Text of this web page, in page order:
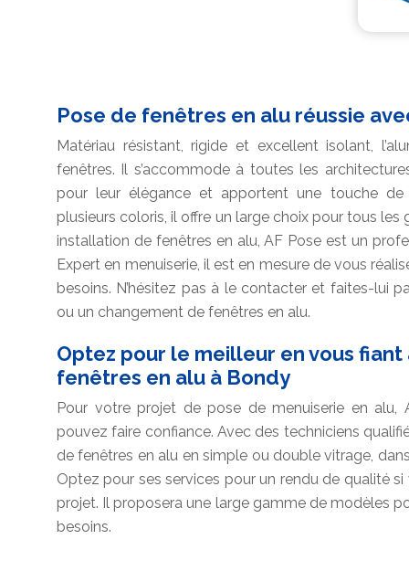
Pose de fenêtres en alu réussie
Matériau résistant, rigide et excellent isolant,
fenêtres. Il s’accommode à toutes les
pour leur élégance et apportent une touche
plusieurs coloris, il offre un large choix pour tous
installation de fenêtres en alu, AF Pose est un
Expert en menuiserie, il est en mesure de vous
besoins. N’hésitez pas à le contacter et faites-lui
ou un changement de fenêtres en alu.
Optez pour le meilleur en vous fiant
fenêtres en alu à Bondy
Pour votre projet de pose de menuiserie en
pouvez faire confiance. Avec des techniciens
de fenêtres en alu en simple ou double vitrage,
Optez pour ses services pour un rendu de qualité
projet. Il proposera une large gamme de modèles
besoins.